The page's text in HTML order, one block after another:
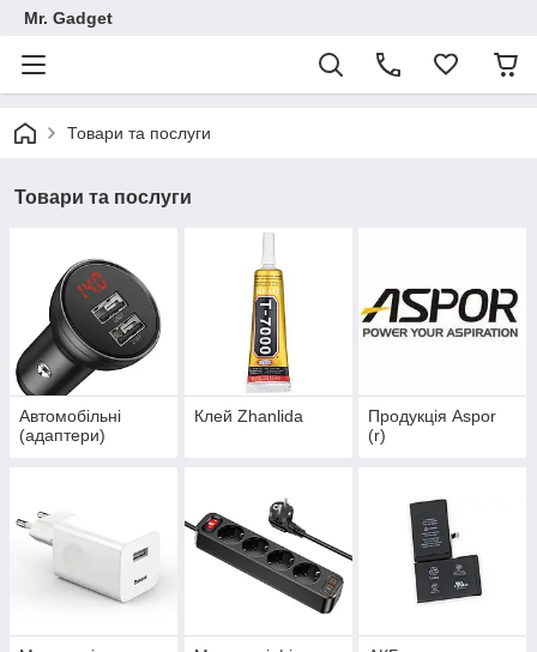
Mr. Gadget
Товари та послуги
Товари та послуги
Автомобільні
(адаптери)
Клей Zhanlida
Продукція Aspor
(r)